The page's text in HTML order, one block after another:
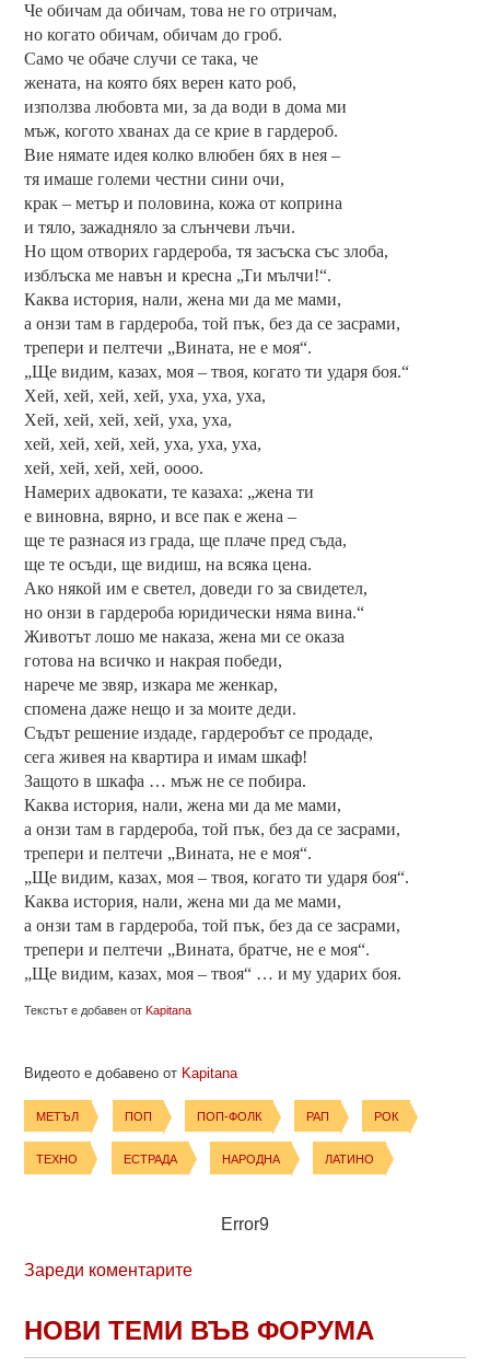
Че обичам да обичам, това не го отричам,
но когато обичам, обичам до гроб.
Само че обаче случи се така, че
жената, на която бях верен като роб,
използва любовта ми, за да води в дома ми
мъж, когото хванах да се крие в гардероб.
Вие нямате идея колко влюбен бях в нея –
тя имаше големи честни сини очи,
крак – метър и половина, кожа от коприна
и тяло, зажадняло за слънчеви лъчи.
Но щом отворих гардероба, тя засъска със злоба,
изблъска ме навън и кресна „Ти мълчи!“.
Каква история, нали, жена ми да ме мами,
а онзи там в гардероба, той пък, без да се засрами,
трепери и пелтечи „Вината, не е моя“.
„Ще видим, казах, моя – твоя, когато ти ударя боя.“
Хей, хей, хей, хей, уха, уха, уха,
Хей, хей, хей, хей, уха, уха,
хей, хей, хей, хей, уха, уха, уха,
хей, хей, хей, хей, оооо.
Намерих адвокати, те казаха: „жена ти
е виновна, вярно, и все пак е жена –
ще те разнася из града, ще плаче пред съда,
ще те осъди, ще видиш, на всяка цена.
Ако някой им е светел, доведи го за свидетел,
но онзи в гардероба юридически няма вина.“
Животът лошо ме наказа, жена ми се оказа
готова на всичко и накрая победи,
нарече ме звяр, изкара ме женкар,
спомена даже нещо и за моите деди.
Съдът решение издаде, гардеробът се продаде,
сега живея на квартира и имам шкаф!
Защото в шкафа … мъж не се побира.
Каква история, нали, жена ми да ме мами,
а онзи там в гардероба, той пък, без да се засрами,
трепери и пелтечи „Вината, не е моя“.
„Ще видим, казах, моя – твоя, когато ти ударя боя“.
Каква история, нали, жена ми да ме мами,
а онзи там в гардероба, той пък, без да се засрами,
трепери и пелтечи „Вината, братче, не е моя“.
„Ще видим, казах, моя – твоя“ … и му ударих боя.
Текстът е добавен от Kapitana
Видеото е добавено от Kapitana
МЕТЪЛ ПОП ПОП-ФОЛК РАП РОК
ТЕХНО ЕСТРАДА НАРОДНА ЛАТИНО
Error9
Зареди коментарите
НОВИ ТЕМИ ВЪВ ФОРУМА